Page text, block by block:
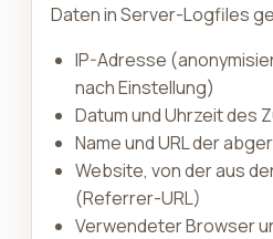
Daten in Server-Logfiles
IP-Adresse
nach Einstellung)
Datum und Uhrzeit des
Name und URL der
Website, von der aus
(Referrer-URL)
Verwendeter Browser